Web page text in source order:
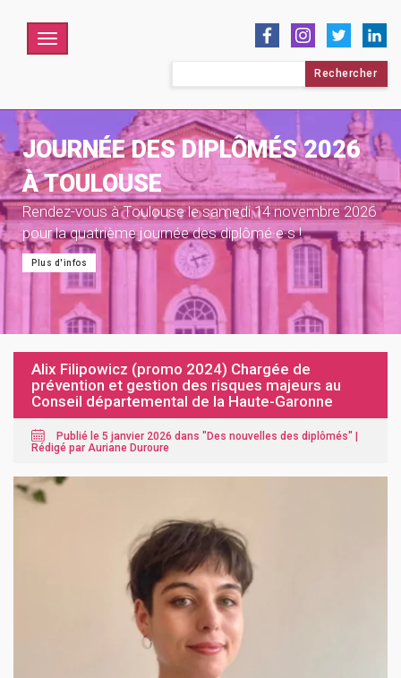
Menu
JOURNÉE DES DIPLÔMÉS 2026
À TOULOUSE
Rendez-vous à Toulouse le samedi 14 novembre 2026
pour la quatrième journée des diplômé·e·s !
Plus d'infos
Alix Filipowicz (promo 2024) Chargée de
prévention et gestion des risques majeurs au
Conseil départemental de la Haute-Garonne
Publié le 5 janvier 2026 dans "Des nouvelles des diplômés" |
Rédigé par Auriane Duroure